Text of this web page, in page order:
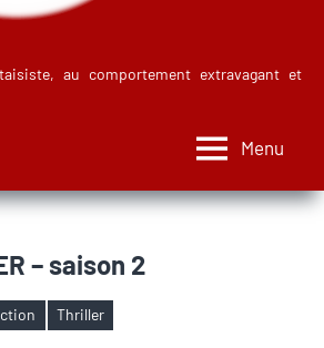
au comportement extravagant et
Menu
– saison 2
Thriller